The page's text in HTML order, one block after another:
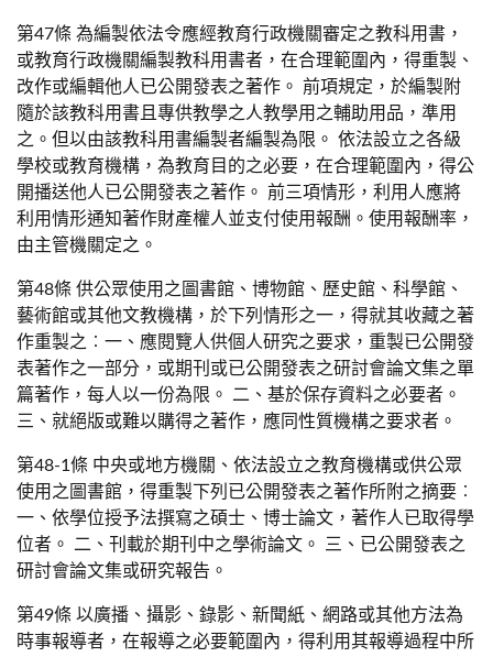
第47條 為編製依法令應經教育行政機關審定之教科用書，
或教育行政機關編製教科用書者，在合理範圍內，得重製、
改作或編輯他人已公開發表之著作。 前項規定，於編製附
隨於該教科用書且專供教學之人教學用之輔助用品，準用
之。但以由該教科用書編製者編製為限。 依法設立之各級
學校或教育機構，為教育目的之必要，在合理範圍內，得公
開播送他人已公開發表之著作。 前三項情形，利用人應將
利用情形通知著作財產權人並支付使用報酬。使用報酬率，
由主管機關定之。
第48條 供公眾使用之圖書館、博物館、歷史館、科學館、
藝術館或其他文教機構，於下列情形之一，得就其收藏之著
作重製之︰一、應閱覽人供個人研究之要求，重製已公開發
表著作之一部分，或期刊或已公開發表之研討會論文集之單
篇著作，每人以一份為限。 二、基於保存資料之必要者。
三、就絕版或難以購得之著作，應同性質機構之要求者。
第48-1條 中央或地方機關、依法設立之教育機構或供公眾
使用之圖書館，得重製下列已公開發表之著作所附之摘要︰
一、依學位授予法撰寫之碩士、博士論文，著作人已取得學
位者。 二、刊載於期刊中之學術論文。 三、已公開發表之
研討會論文集或研究報告。
第49條 以廣播、攝影、錄影、新聞紙、網路或其他方法為
時事報導者，在報導之必要範圍內，得利用其報導過程中所